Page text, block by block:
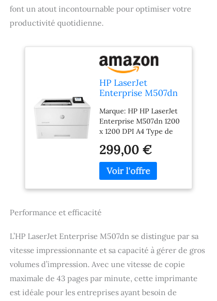
font un atout incontournable pour optimiser votre
productivité quotidienne.
HP LaserJet
Enterprise M507dn
Marque: HP HP LaserJet
Enterprise M507dn 1200
x 1200 DPI A4 Type de
299,00 €
Performance et efficacité
L’HP LaserJet Enterprise M507dn se distingue par sa
vitesse impressionnante et sa capacité à gérer de gros
volumes d’impression. Avec une vitesse de copie
maximale de 43 pages par minute, cette imprimante
est idéale pour les entreprises ayant besoin de